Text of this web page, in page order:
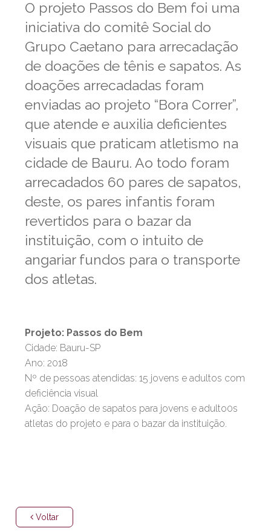
O projeto Passos do Bem foi uma
iniciativa do comitê Social do
Grupo Caetano para arrecadação
de doações de tênis e sapatos. As
doações arrecadadas foram
enviadas ao projeto “Bora Correr”,
que atende e auxilia deficientes
visuais que praticam atletismo na
cidade de Bauru. Ao todo foram
arrecadados 60 pares de sapatos,
deste, os pares infantis foram
revertidos para o bazar da
instituição, com o intuito de
angariar fundos para o transporte
dos atletas.
Projeto: Passos do Bem
Cidade: Bauru-SP
Ano: 2018
Nº de pessoas atendidas: 15 jovens e adultos com
deficiência visual
Ação: Doação de sapatos para jovens e adulto0s
atletas do projeto e para o bazar da instituição.
Voltar